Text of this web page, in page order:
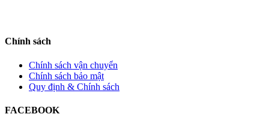
Chính sách
Chính sách vận chuyển
Chính sách bảo mật
Quy định & Chính sách
FACEBOOK